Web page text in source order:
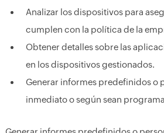
Analizar los dispositivos para
cumplen con la política de la
Obtener detalles sobre las
en los dispositivos gestionados.
Generar informes predefinidos o
inmediato o según sean